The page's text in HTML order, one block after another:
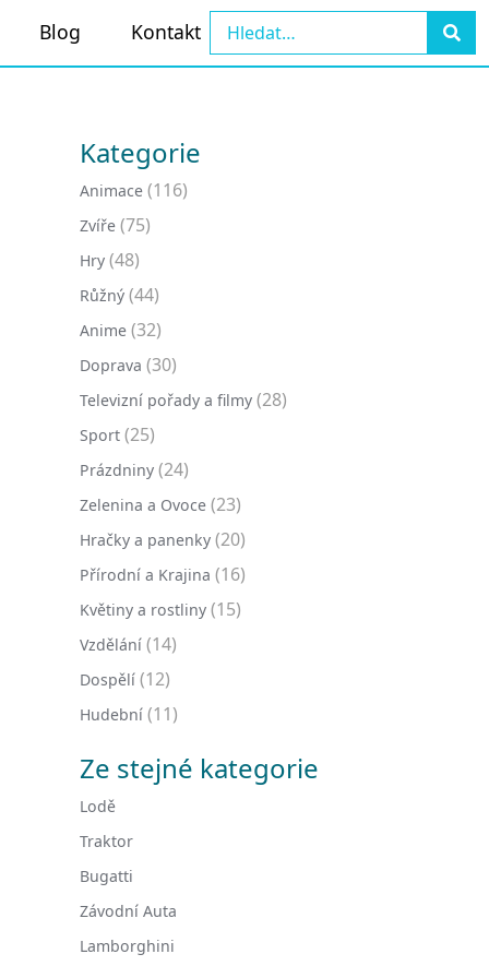
Blog Kontakt
Kategorie
Animace (116)
Zvíře (75)
Hry (48)
Růžný (44)
Anime (32)
Doprava (30)
Televizní pořady a filmy (28)
Sport (25)
Prázdniny (24)
Zelenina a Ovoce (23)
Hračky a panenky (20)
Přírodní a Krajina (16)
Květiny a rostliny (15)
Vzdělání (14)
Dospělí (12)
Hudební (11)
Ze stejné kategorie
Lodě
Traktor
Bugatti
Závodní Auta
Lamborghini